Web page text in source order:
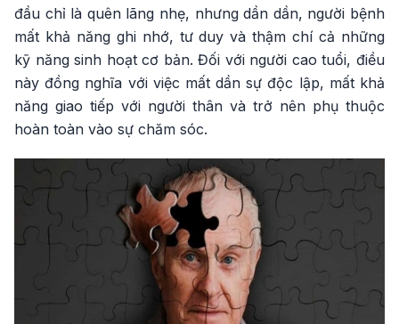
đầu chỉ là quên lãng nhẹ, nhưng dần dần, người bệnh
mất khả năng ghi nhớ, tư duy và thậm chí cả những
kỹ năng sinh hoạt cơ bản. Đối với người cao tuổi, điều
này đồng nghĩa với việc mất dần sự độc lập, mất khả
năng giao tiếp với người thân và trở nên phụ thuộc
hoàn toàn vào sự chăm sóc.